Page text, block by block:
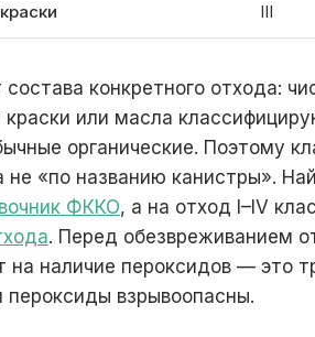
III
конкретного отхода:
или масла
органические. Поэтому
не «по названию канистры».
ФККО, а на отход I–IV
. Перед обезвреживанием
на наличие пероксидов — это
пероксиды взрывоопасны.